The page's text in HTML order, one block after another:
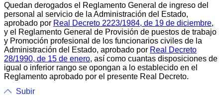
Quedan derogados el Reglamento General de ingreso del
personal al servicio de la Administración del Estado,
aprobado por Real Decreto 2223/1984, de 19 de diciembre,
y el Reglamento General de Provisión de puestos de trabajo
y Promoción profesional de los funcionarios civiles de la
Administración del Estado, aprobado por Real Decreto
28/1990, de 15 de enero, así como cuantas disposiciones de
igual o inferior rango se opongan a lo establecido en el
Reglamento aprobado por el presente Real Decreto.
Subir